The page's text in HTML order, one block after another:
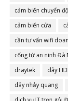
cảm biến chuyển
cảm biến cửa
cần tư vấn wifi
cổng từ an ninh Đà
draytek
dây
dây nhảy quang